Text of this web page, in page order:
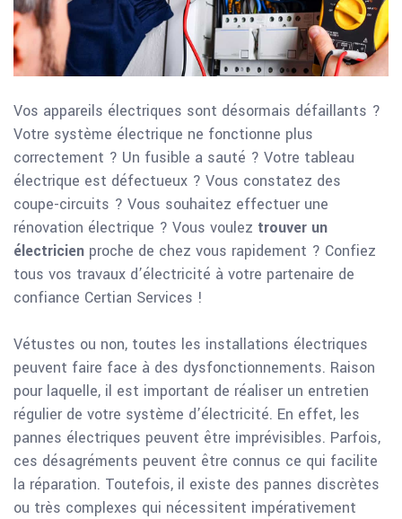
Vos appareils électriques sont désormais défaillants ?
Votre système électrique ne fonctionne plus
correctement ? Un fusible a sauté ? Votre tableau
électrique est défectueux ? Vous constatez des
coupe-circuits ? Vous souhaitez effectuer une
rénovation électrique ? Vous voulez trouver un
électricien proche de chez vous rapidement ? Confiez
tous vos travaux d’électricité à votre partenaire de
confiance Certian Services !
Vétustes ou non, toutes les installations électriques
peuvent faire face à des dysfonctionnements. Raison
pour laquelle, il est important de réaliser un entretien
régulier de votre système d’électricité. En effet, les
pannes électriques peuvent être imprévisibles. Parfois,
ces désagréments peuvent être connus ce qui facilite
la réparation. Toutefois, il existe des pannes discrètes
ou très complexes qui nécessitent impérativement